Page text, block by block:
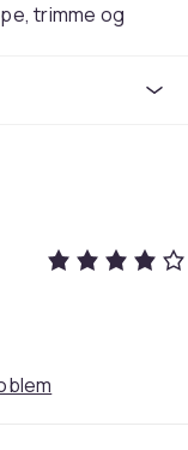
trimme og
øyenbryn og
designet
opptil 60
stativ holder
og
forlenger